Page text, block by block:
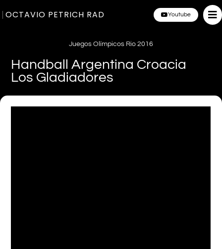
OCTAVIO PETRICH RAD Youtube
Juegos Olímpicos Rio 2016
Handball Argentina Croacia
Los Gladiadores